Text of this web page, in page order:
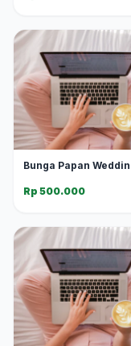
Bunga Papan
Rp 500.000